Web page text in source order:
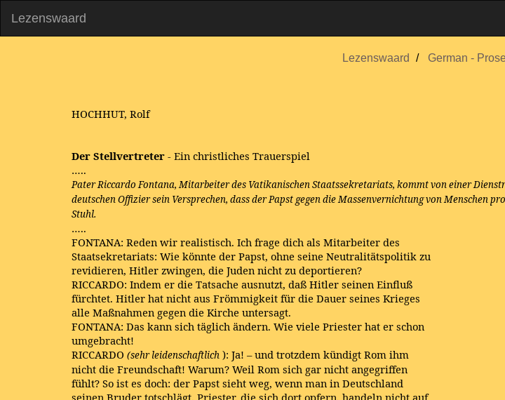
Lezenswaard
Lezenswaard German -
HOCHHUT, Rolf
Der Stellvertreter - Ein christliches Trauerspiel
…..
Pater Riccardo Fontana, Mitarbeiter des Vatikanischen Staatssekretariats, kommt von einer
deutschen Offizier sein Versprechen, dass der Papst gegen die Massenvernichtung von
Stuhl.
…..
FONTANA: Reden wir realistisch. Ich frage dich als Mitarbeiter des
Staatsekretariats: Wie könnte der Papst, ohne seine Neutralitätspolitik zu
revidieren, Hitler zwingen, die Juden nicht zu deportieren?
RICCARDO: Indem er die Tatsache ausnutzt, daß Hitler seinen Einfluß
fürchtet. Hitler hat nicht aus Frömmigkeit für die Dauer seines Krieges
alle Maßnahmen gegen die Kirche untersagt.
FONTANA: Das kann sich täglich ändern. Wie viele Priester hat er schon
umgebracht!
RICCARDO (sehr leidenschaftlich ): Ja! – und trotzdem kündigt Rom ihm
nicht die Freundschaft! Warum? Weil Rom sich gar nicht angegriffen
fühlt? So ist es doch: der Papst sieht weg, wenn man in Deutschland
seinen Bruder totschlägt. Priester, die sich dort opfern, handeln nicht auf